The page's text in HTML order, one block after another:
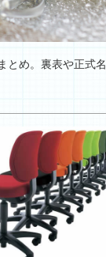
とめ。裏表や正式名